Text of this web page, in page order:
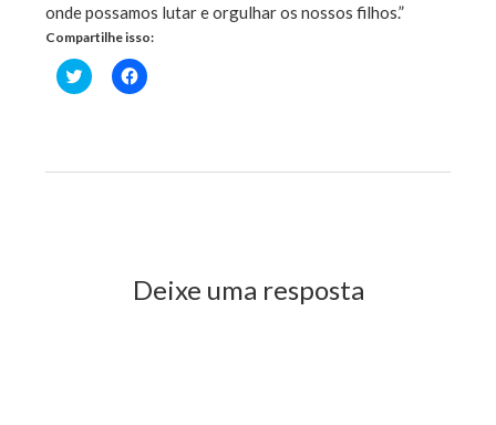
onde possamos lutar e orgulhar os nossos filhos.”
Compartilhe isso:
Clique
para
janela)
Clique
para
janela)
Deixe uma resposta